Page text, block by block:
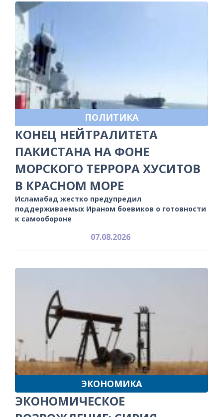
ПОЛИТИКА
КОНЕЦ НЕЙТРАЛИТЕТА
ПАКИСТАНА НА ФОНЕ
МОРСКОГО ТЕРРОРА ХУСИТОВ
В КРАСНОМ МОРЕ
Исламабад жестко предупредил
поддерживаемых Ираном боевиков о готовности
к самообороне
07.08.2026
ЭКОНОМИКА
ЭКОНОМИЧЕСКОЕ